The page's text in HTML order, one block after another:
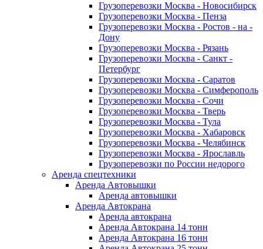
Грузоперевозки Москва - Новосибирск
Грузоперевозки Москва - Пенза
Грузоперевозки Москва - Ростов - на -
Дону
Грузоперевозки Москва - Рязань
Грузоперевозки Москва - Санкт -
Петербург
Грузоперевозки Москва - Саратов
Грузоперевозки Москва - Симферополь
Грузоперевозки Москва - Сочи
Грузоперевозки Москва - Тверь
Грузоперевозки Москва - Тула
Грузоперевозки Москва - Хабаровск
Грузоперевозки Москва - Челябинск
Грузоперевозки Москва - Ярославль
Грузоперевозки по России недорого
Аренда спецтехники
Аренда Автовышки
Аренда автовышки
Аренда Автокрана
Аренда автокрана
Аренда Автокрана 14 тонн
Аренда Автокрана 16 тонн